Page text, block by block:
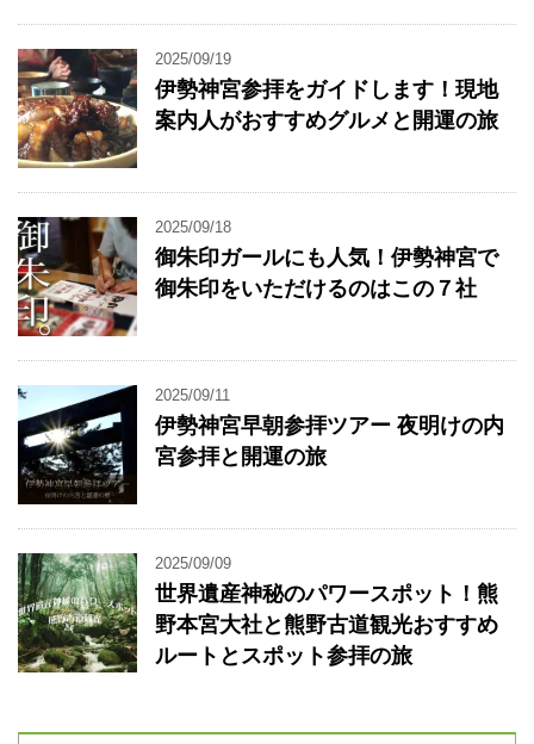
2025/09/19
伊勢神宮参拝をガイドします！現地
案内人がおすすめグルメと開運の旅
2025/09/18
御朱印ガールにも人気！伊勢神宮で
御朱印をいただけるのはこの７社
2025/09/11
伊勢神宮早朝参拝ツアー 夜明けの内
宮参拝と開運の旅
2025/09/09
世界遺産神秘のパワースポット！熊
野本宮大社と熊野古道観光おすすめ
ルートとスポット参拝の旅